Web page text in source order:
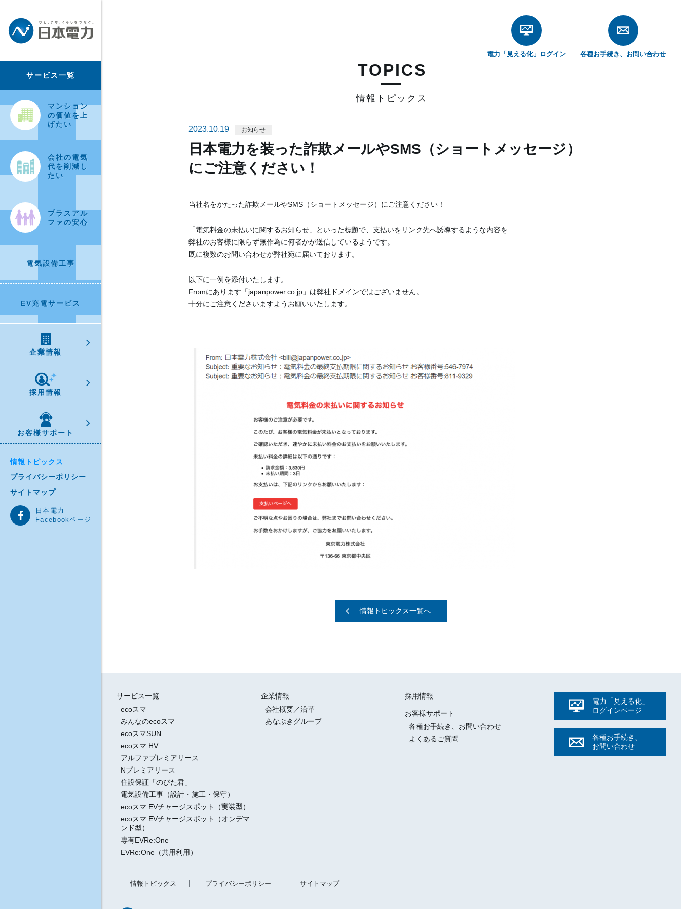
サービス一覧
マンション
の価値を上
げたい
会社の電気
代を削減し
たい
プラスアル
ファの安心
電気設備工事
EV充電サービス
企業情報
採用情報
お客様サポート
情報トピックス
プライバシーポリシー
サイトマップ
日本電力
Facebookページ
電力「見える化」 ログイン 各種お手続き、 お問い合わせ
TOPICS
情報トピックス
2023.10.19 お知らせ
日本電力を装った詐欺メールやSMS（ショートメッセージ）
にご注意ください！
当社名をかたった詐欺メールやSMS（ショートメッセージ）にご注意ください！
「電気料金の未払いに関するお知らせ」といった標題で、支払いをリンク先へ誘導するような内容を
弊社のお客様に限らず無作為に何者かが送信しているようです。
既に複数のお問い合わせが弊社宛に届いております。
以下に一例を添付いたします。
Fromにあります「japanpower.co.jp」は弊社ドメインではございません。
十分にご注意くださいますようお願いいたします。
情報トピックス一覧へ
サービス一覧
ecoスマ
みんなのecoスマ
ecoスマSUN
ecoスマ HV
アルファプレミアリース
Nプレミアリース
住設保証「のびた君」
電気設備工事（設計・施工・保守）
ecoスマ EVチャージスポット（実装型）
ecoスマ EVチャージスポット（オンデマ
ンド型）
専有EVRe:One
EVRe:One（共用利用）
企業情報
会社概要／沿革
あなぶきグループ
採用情報
お客様サポート
各種お手続き、お問い合わせ
よくあるご質問
電力「見える化」
ログインページ
各種お手続き、
お問い合わせ
情報トピックス プライバシーポリシー サイトマップ